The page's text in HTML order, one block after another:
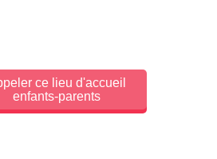
ce lieu d'accueil
enfants-parents